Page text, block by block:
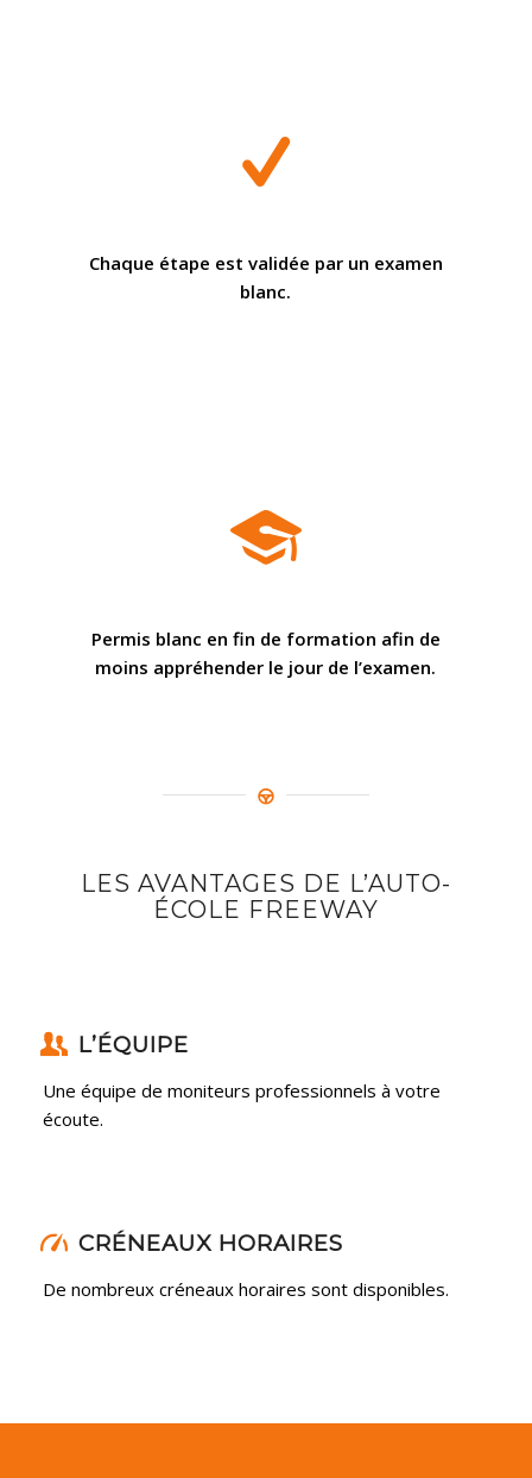
Chaque étape est validée par un examen
blanc.
Permis blanc en fin de formation afin de
moins appréhender le jour de l’examen.
LES AVANTAGES DE L’AUTO-
ÉCOLE FREEWAY
L’ÉQUIPE
Une équipe de moniteurs professionnels à votre
écoute.
CRÉNEAUX HORAIRES
De nombreux créneaux horaires sont disponibles.